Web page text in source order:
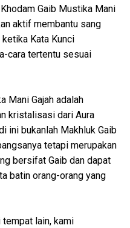
Gaib Mustika Mani
aktif membantu sang
Kata Kunci
cara tertentu sesuai
Mani Gajah adalah
kristalisasi dari Aura
ini bukanlah Makhluk Gaib
tetapi merupakan
bersifat Gaib dan dapat
batin orang-orang yang
lain, kami